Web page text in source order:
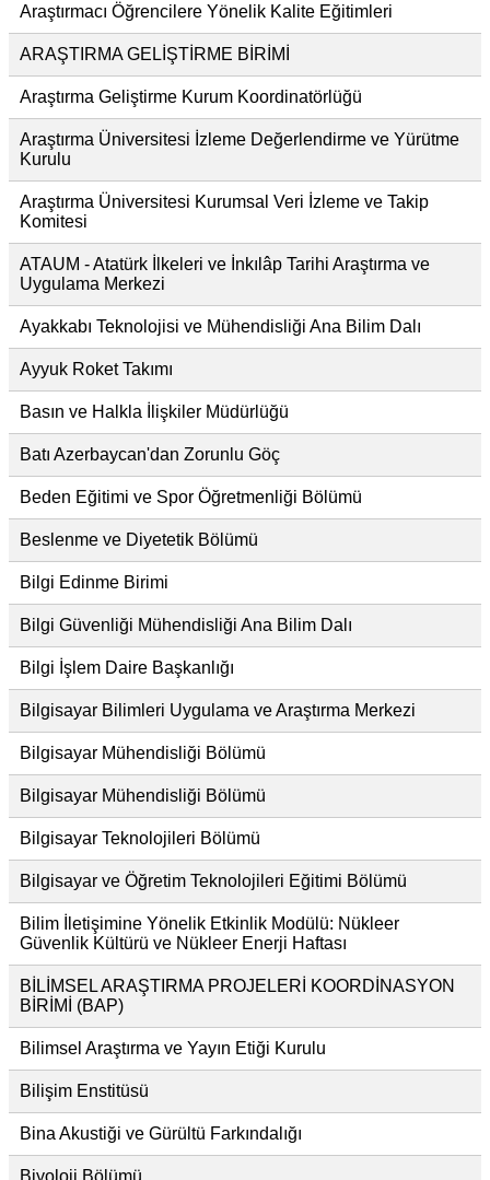
Araştırmacı Öğrencilere Yönelik Kalite Eğitimleri
ARAŞTIRMA GELİŞTİRME BİRİMİ
Araştırma Geliştirme Kurum Koordinatörlüğü
Araştırma Üniversitesi İzleme Değerlendirme ve Yürütme
Kurulu
Araştırma Üniversitesi Kurumsal Veri İzleme ve Takip
Komitesi
ATAUM - Atatürk İlkeleri ve İnkılâp Tarihi Araştırma ve
Uygulama Merkezi
Ayakkabı Teknolojisi ve Mühendisliği Ana Bilim Dalı
Ayyuk Roket Takımı
Basın ve Halkla İlişkiler Müdürlüğü
Batı Azerbaycan'dan Zorunlu Göç
Beden Eğitimi ve Spor Öğretmenliği Bölümü
Beslenme ve Diyetetik Bölümü
Bilgi Edinme Birimi
Bilgi Güvenliği Mühendisliği Ana Bilim Dalı
Bilgi İşlem Daire Başkanlığı
Bilgisayar Bilimleri Uygulama ve Araştırma Merkezi
Bilgisayar Mühendisliği Bölümü
Bilgisayar Mühendisliği Bölümü
Bilgisayar Teknolojileri Bölümü
Bilgisayar ve Öğretim Teknolojileri Eğitimi Bölümü
Bilim İletişimine Yönelik Etkinlik Modülü: Nükleer
Güvenlik Kültürü ve Nükleer Enerji Haftası
BİLİMSEL ARAŞTIRMA PROJELERİ KOORDİNASYON
BİRİMİ (BAP)
Bilimsel Araştırma ve Yayın Etiği Kurulu
Bilişim Enstitüsü
Bina Akustiği ve Gürültü Farkındalığı
Biyoloji Bölümü